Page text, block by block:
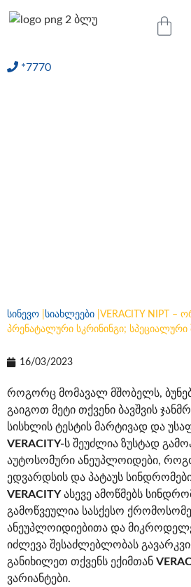
*7770
სინევო სიახლეები
VERACITY NIPT –
პრენატალური სკრინინგი; სპეციალური
16/03/2023
როგორც მომავალ მშობელს,
გაიგოთ მეტი თქვენი ბავშვის
სისხლის ტესტის მარტივად და
VERACITY-ს შეუძლია ზუსტად
აუტოსომური ანეუპლოიდები,
ედვარდსის და პატაუს
VERACITYასევე ამოწმებს
გამოწვეულია სასქესო
ანეუპლოიდიებითა და
იძლევა შესაძლებლობას
განიხილეთ თქვენს ექიმთან
ვარიანტები.